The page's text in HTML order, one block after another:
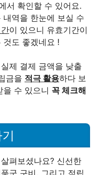
서 확인할 수 있어요.
역을 한눈에 보실 수
이 있으니 유효기간이
것도 좋겠네요 !
제 결제 금액을 낮출
금을 적극 활용하다 보
을 수 있으니 꼭 체크해
펴보셨나요? 신선한
군 구비, 그리고 적립